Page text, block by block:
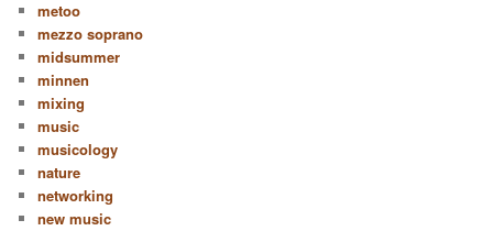
metoo
mezzo soprano
midsummer
minnen
mixing
music
musicology
nature
networking
new music